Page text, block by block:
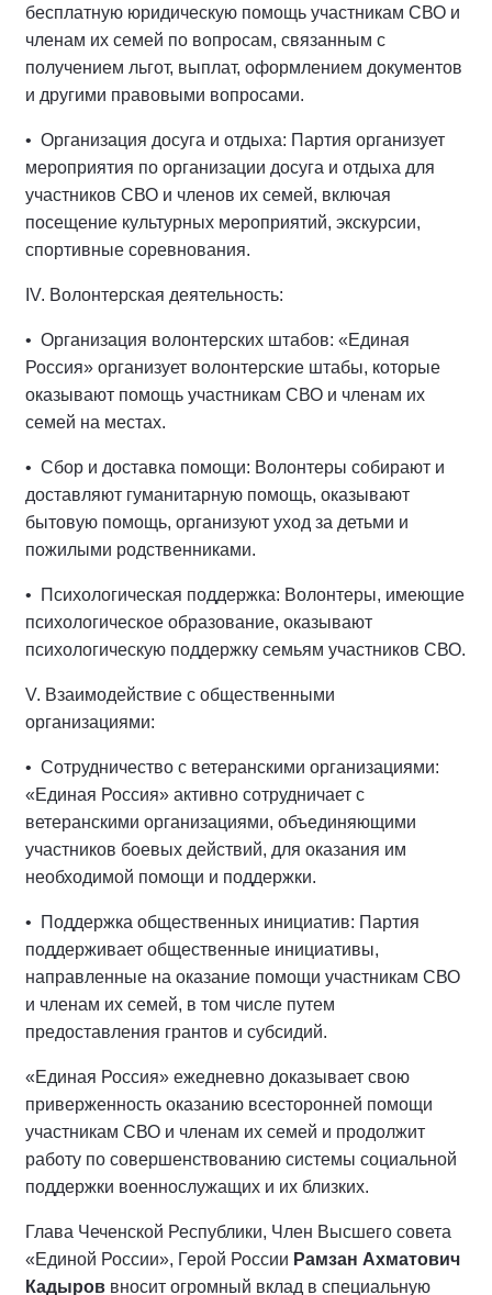
бесплатную юридическую помощь участникам СВО и
членам их семей по вопросам, связанным с
получением льгот, выплат, оформлением документов
и другими правовыми вопросами.
• Организация досуга и отдыха: Партия организует
мероприятия по организации досуга и отдыха для
участников СВО и членов их семей, включая
посещение культурных мероприятий, экскурсии,
спортивные соревнования.
IV. Волонтерская деятельность:
• Организация волонтерских штабов: «Единая
Россия» организует волонтерские штабы, которые
оказывают помощь участникам СВО и членам их
семей на местах.
• Сбор и доставка помощи: Волонтеры собирают и
доставляют гуманитарную помощь, оказывают
бытовую помощь, организуют уход за детьми и
пожилыми родственниками.
• Психологическая поддержка: Волонтеры, имеющие
психологическое образование, оказывают
психологическую поддержку семьям участников СВО.
V. Взаимодействие с общественными
организациями:
• Сотрудничество с ветеранскими организациями:
«Единая Россия» активно сотрудничает с
ветеранскими организациями, объединяющими
участников боевых действий, для оказания им
необходимой помощи и поддержки.
• Поддержка общественных инициатив: Партия
поддерживает общественные инициативы,
направленные на оказание помощи участникам СВО
и членам их семей, в том числе путем
предоставления грантов и субсидий.
«Единая Россия» ежедневно доказывает свою
приверженность оказанию всесторонней помощи
участникам СВО и членам их семей и продолжит
работу по совершенствованию системы социальной
поддержки военнослужащих и их близких.
Глава Чеченской Республики, Член Высшего совета
«Единой России», Герой России Рамзан Ахматович
Кадыров вносит огромный вклад в специальную